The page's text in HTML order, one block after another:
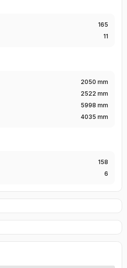
165
11
2050 mm
2522 mm
5998 mm
4035 mm
158
6